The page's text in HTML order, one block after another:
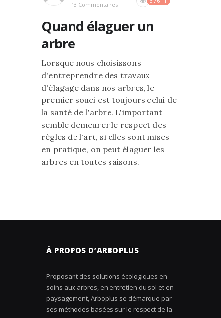
13 Commentaires
Quand élaguer un
arbre
Lorsque nous choisissons
d'entreprendre des travaux
d'élagage dans nos arbres, le
premier souci est toujours celui de
la santé de l'arbre. L'important
semble demeurer le respect des
règles de l'art, si elles sont mises
en pratique, on peut élaguer les
arbres en toutes saisons.
À PROPOS D’ARBOPLUS
Proposant des solutions écologiques en
soins aux arbres, en entretien du sol et en
paysagement, Arboplus se démarque par
ses méthodes basées sur le respect de la